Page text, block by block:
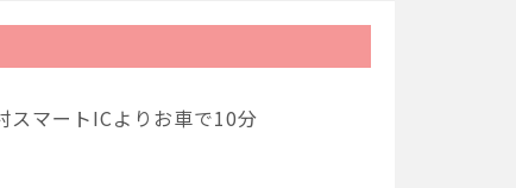
マートICよりお車で10分